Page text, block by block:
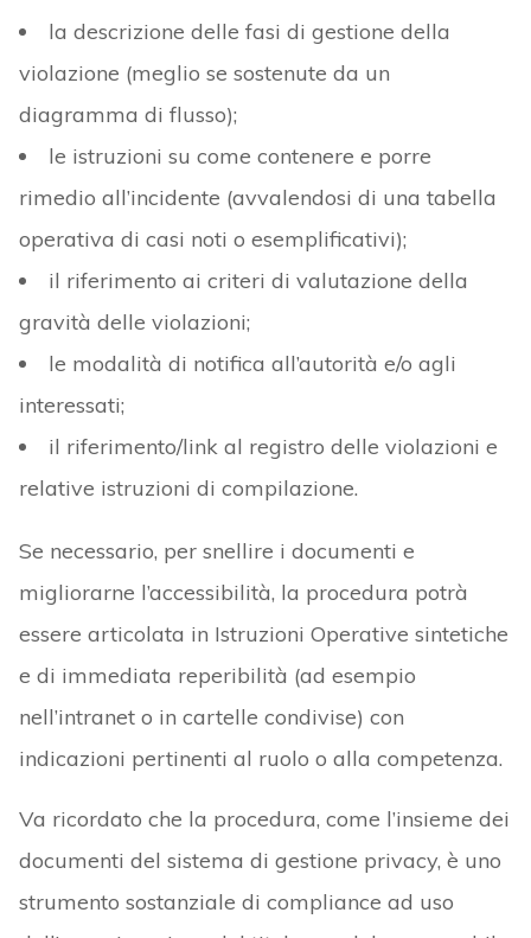
la descrizione delle fasi di gestione della
violazione (meglio se sostenute da un
diagramma di flusso);
le istruzioni su come contenere e porre
rimedio all’incidente (avvalendosi di una tabella
operativa di casi noti o esemplificativi);
il riferimento ai criteri di valutazione della
gravità delle violazioni;
le modalità di notifica all’autorità e/o agli
interessati;
il riferimento/link al registro delle violazioni e
relative istruzioni di compilazione.
Se necessario, per snellire i documenti e
migliorarne l’accessibilità, la procedura potrà
essere articolata in Istruzioni Operative sintetiche
e di immediata reperibilità (ad esempio
nell’intranet o in cartelle condivise) con
indicazioni pertinenti al ruolo o alla competenza.
Va ricordato che la procedura, come l’insieme dei
documenti del sistema di gestione privacy, è uno
strumento sostanziale di compliance ad uso